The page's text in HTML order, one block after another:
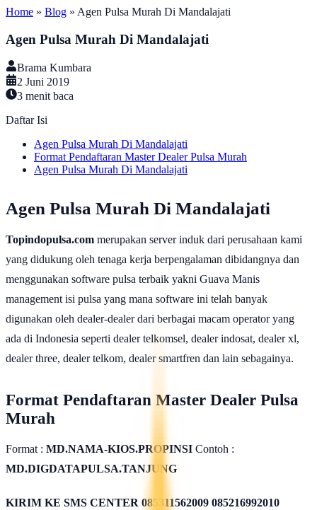
Home » Blog » Agen Pulsa Murah Di Mandalajati
Agen Pulsa Murah Di Mandalajati
Brama Kumbara
2 Juni 2019
3 menit baca
Daftar Isi
Agen Pulsa Murah Di Mandalajati
Format Pendaftaran Master Dealer Pulsa Murah
Agen Pulsa Murah Di Mandalajati
Agen Pulsa Murah Di Mandalajati
Topindopulsa.com merupakan server induk dari perusahaan kami
yang didukung oleh tenaga kerja berpengalaman dibidangnya dan
menggunakan software pulsa terbaik yakni Guava Manis
management isi pulsa yang mana software ini telah banyak
digunakan oleh dealer-dealer dari berbagai macam operator yang
ada di Indonesia seperti dealer telkomsel, dealer indosat, dealer xl,
dealer three, dealer telkom, dealer smartfren dan lain sebagainya.
Format Pendaftaran Master Dealer Pulsa
Murah
Format : MD.NAMA-KIOS.PROPINSI Contoh :
MD.DIGDATAPULSA.TANJUNG
KIRIM KE SMS CENTER 085311562009 085216992010